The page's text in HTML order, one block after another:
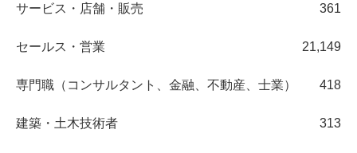
サービス・店舗・販売 361
セールス・営業 21,149
専門職（コンサルタント、金融、不動産、士業） 418
建築・土木技術者 313